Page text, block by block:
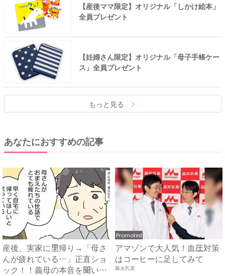
【産後ママ限定】オリジナル「しかけ絵本」
全員プレゼント
【妊婦さん限定】オリジナル「母子手帳ケー
ス」全員プレゼント
もっと見る
あなたにおすすめの記事
産後、実家に里帰り→「母さ
んが疲れている…」正直ショ
ック！！義母の本音を聞いた
Promoted
アマゾンで大人気！血圧対策
はコーヒーに足してみて
森永乳業